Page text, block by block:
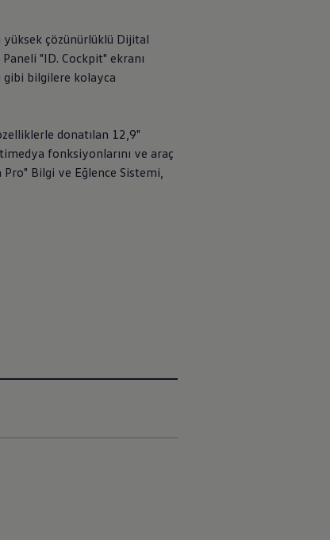
yüksek çözünürlüklü Dijital
"ID. Cockpit" ekranı
bilgilere kolayca
donatılan 12,9"
fonksiyonlarını ve araç
Bilgi ve Eğlence Sistemi,